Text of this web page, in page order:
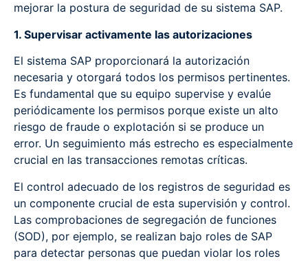
mejorar la postura de seguridad de su sistema SAP.
1. Supervisar activamente las autorizaciones
El sistema SAP proporcionará la autorización
necesaria y otorgará todos los permisos pertinentes.
Es fundamental que su equipo supervise y evalúe
periódicamente los permisos porque existe un alto
riesgo de fraude o explotación si se produce un
error. Un seguimiento más estrecho es especialmente
crucial en las transacciones remotas críticas.
El control adecuado de los registros de seguridad es
un componente crucial de esta supervisión y control.
Las comprobaciones de segregación de funciones
(SOD), por ejemplo, se realizan bajo roles de SAP
para detectar personas que puedan violar los roles